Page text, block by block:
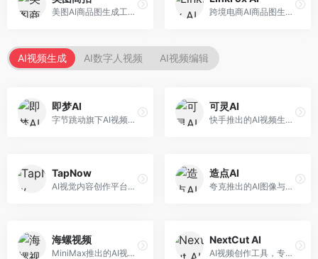
美图AI商品图生成工具，整合美图生态。面向电商卖家，提供商品图美化、模特替换、场景生成等服务，移动端操作便捷。 跨境电商AI商品图生成工具。面向跨境电商卖家，支持多语言商品图生成、模特替换、场景优化等服务，适配海外电商平台需求。
AI视频生成 AI数字人视频 AI视频编辑
即梦AI
字节跳动旗下AI视频创作平台，支持多模态内容生成。面向内容创作者和营销人员，提供文生视频、图生视频、智能剪辑等功能，中文理解能力强，创作效率高。
可灵AI
快手推出的AI视频生成平台，支持文生视频和图生视频，可生成长达2分钟的高质量视频内容。面向短视频创作者和营销人员，操作简便，生成效果逼真，适合商业推广和创意表达。
TapNow
AI视觉内容创作平台，整合图像与视频生成能力。面向内容创作者，提供文生图、文生视频、智能编辑等服务，创作工具丰富，一站式体验便捷。
造点AI
夸克推出的AI图像与视频创作平台。面向普通用户和内容创作者，提供文生图、文生视频等功能，操作简便，与夸克生态深度整合。
海螺视频
MiniMax推出的AI视频生成工具，支持高质量视频创作。面向内容创作者，提供文生视频、视频编辑等功能，生成速度快，视频效果自然流畅。
NextCut AI
AI视频创作工具，专注于智能剪辑和视频生成。面向视频创作者，提供智能剪辑、视频生成、特效添加等功能，剪辑效率高，适合快节奏内容生产。